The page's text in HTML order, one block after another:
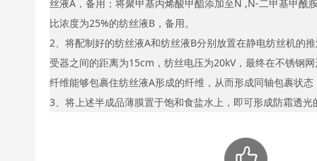
丝液A，备用；将聚甲基丙烯酸甲酯添加至N ,N-二甲基甲酰
比浓度为25%的纺丝液B，备用。
2、将配制好的纺丝液A和纺丝液B分别放置在静电纺丝机的
受器之间的距离为15cm，纺丝电压为20kV，最终在不锈钢
纤维能够包裹住纺丝液A形成的纤维，从而形成同轴包裹状
3、将上述半成品薄膜置于饱和食盐水上，即可形成防霜透光